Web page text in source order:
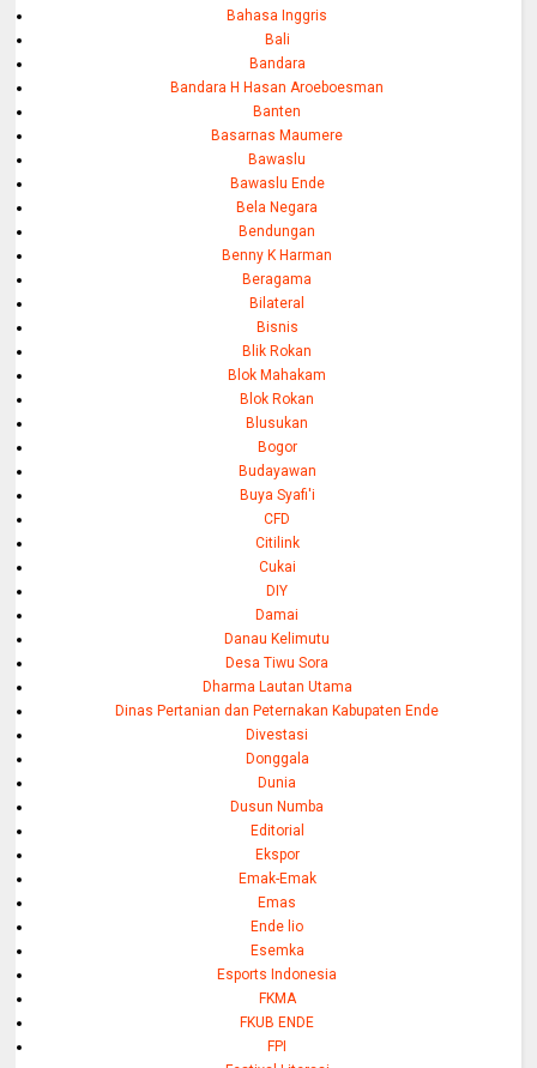
Bahasa Inggris
Bali
Bandara
Bandara H Hasan Aroeboesman
Banten
Basarnas Maumere
Bawaslu
Bawaslu Ende
Bela Negara
Bendungan
Benny K Harman
Beragama
Bilateral
Bisnis
Blik Rokan
Blok Mahakam
Blok Rokan
Blusukan
Bogor
Budayawan
Buya Syafi'i
CFD
Citilink
Cukai
DIY
Damai
Danau Kelimutu
Desa Tiwu Sora
Dharma Lautan Utama
Dinas Pertanian dan Peternakan Kabupaten Ende
Divestasi
Donggala
Dunia
Dusun Numba
Editorial
Ekspor
Emak-Emak
Emas
Ende lio
Esemka
Esports Indonesia
FKMA
FKUB ENDE
FPI